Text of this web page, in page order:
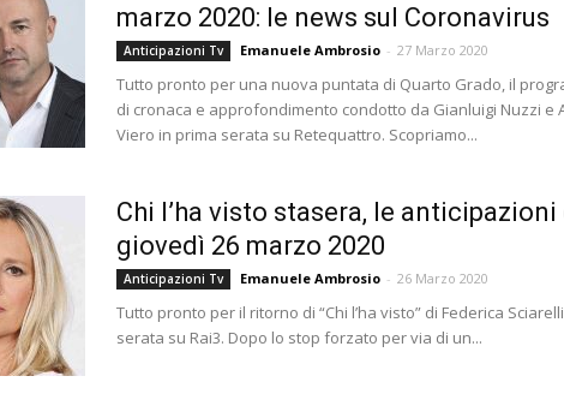
marzo 2020: le news sul Coronavirus
Anticipazioni Tv Emanuele Ambrosio - 27 Marzo 2020
Tutto pronto per una nuova puntata di Quarto Grado, il
di cronaca e approfondimento condotto da Gianluigi Nuzzi e
Viero in prima serata su Retequattro. Scopriamo...
Chi l’ha visto stasera, le anticipazioni
giovedì 26 marzo 2020
Anticipazioni Tv Emanuele Ambrosio - 26 Marzo 2020
Tutto pronto per il ritorno di “Chi l’ha visto” di Federica
serata su Rai3. Dopo lo stop forzato per via di un...